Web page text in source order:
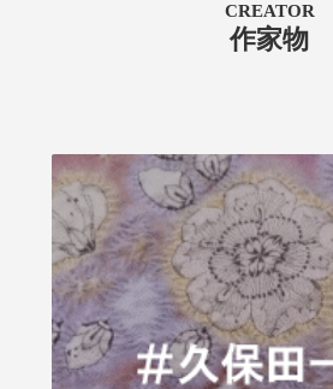
CREATOR
作家物